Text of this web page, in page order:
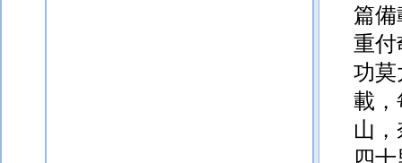
功
載，
山，
四十
塵